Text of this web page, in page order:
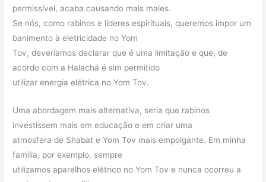
permissível, acaba causando mais males.
Se nós, como rabinos e líderes espirituais, queremos impor um
banimento à eletricidade no Yom
Tov, deveríamos declarar que é uma limitação e que, de
acordo com a Halachá é sim permitido
utilizar energia elétrica no Yom Tov.
Uma abordagem mais alternativa, seria que rabinos
investissem mais em educação e em criar uma
atmosfera de Shabat e Yom Tov mais empolgante. Em minha
família, por exemplo, sempre
utilizamos aparelhos elétrico no Yom Tov e nunca ocorreu a